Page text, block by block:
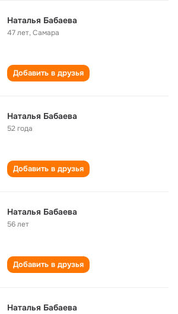
Наталья Бабаева
47 лет,Самара
Добавить в друзья
Наталья Бабаева
52 года
Добавить в друзья
Наталья Бабаева
56 лет
Добавить в друзья
Наталья Бабаева